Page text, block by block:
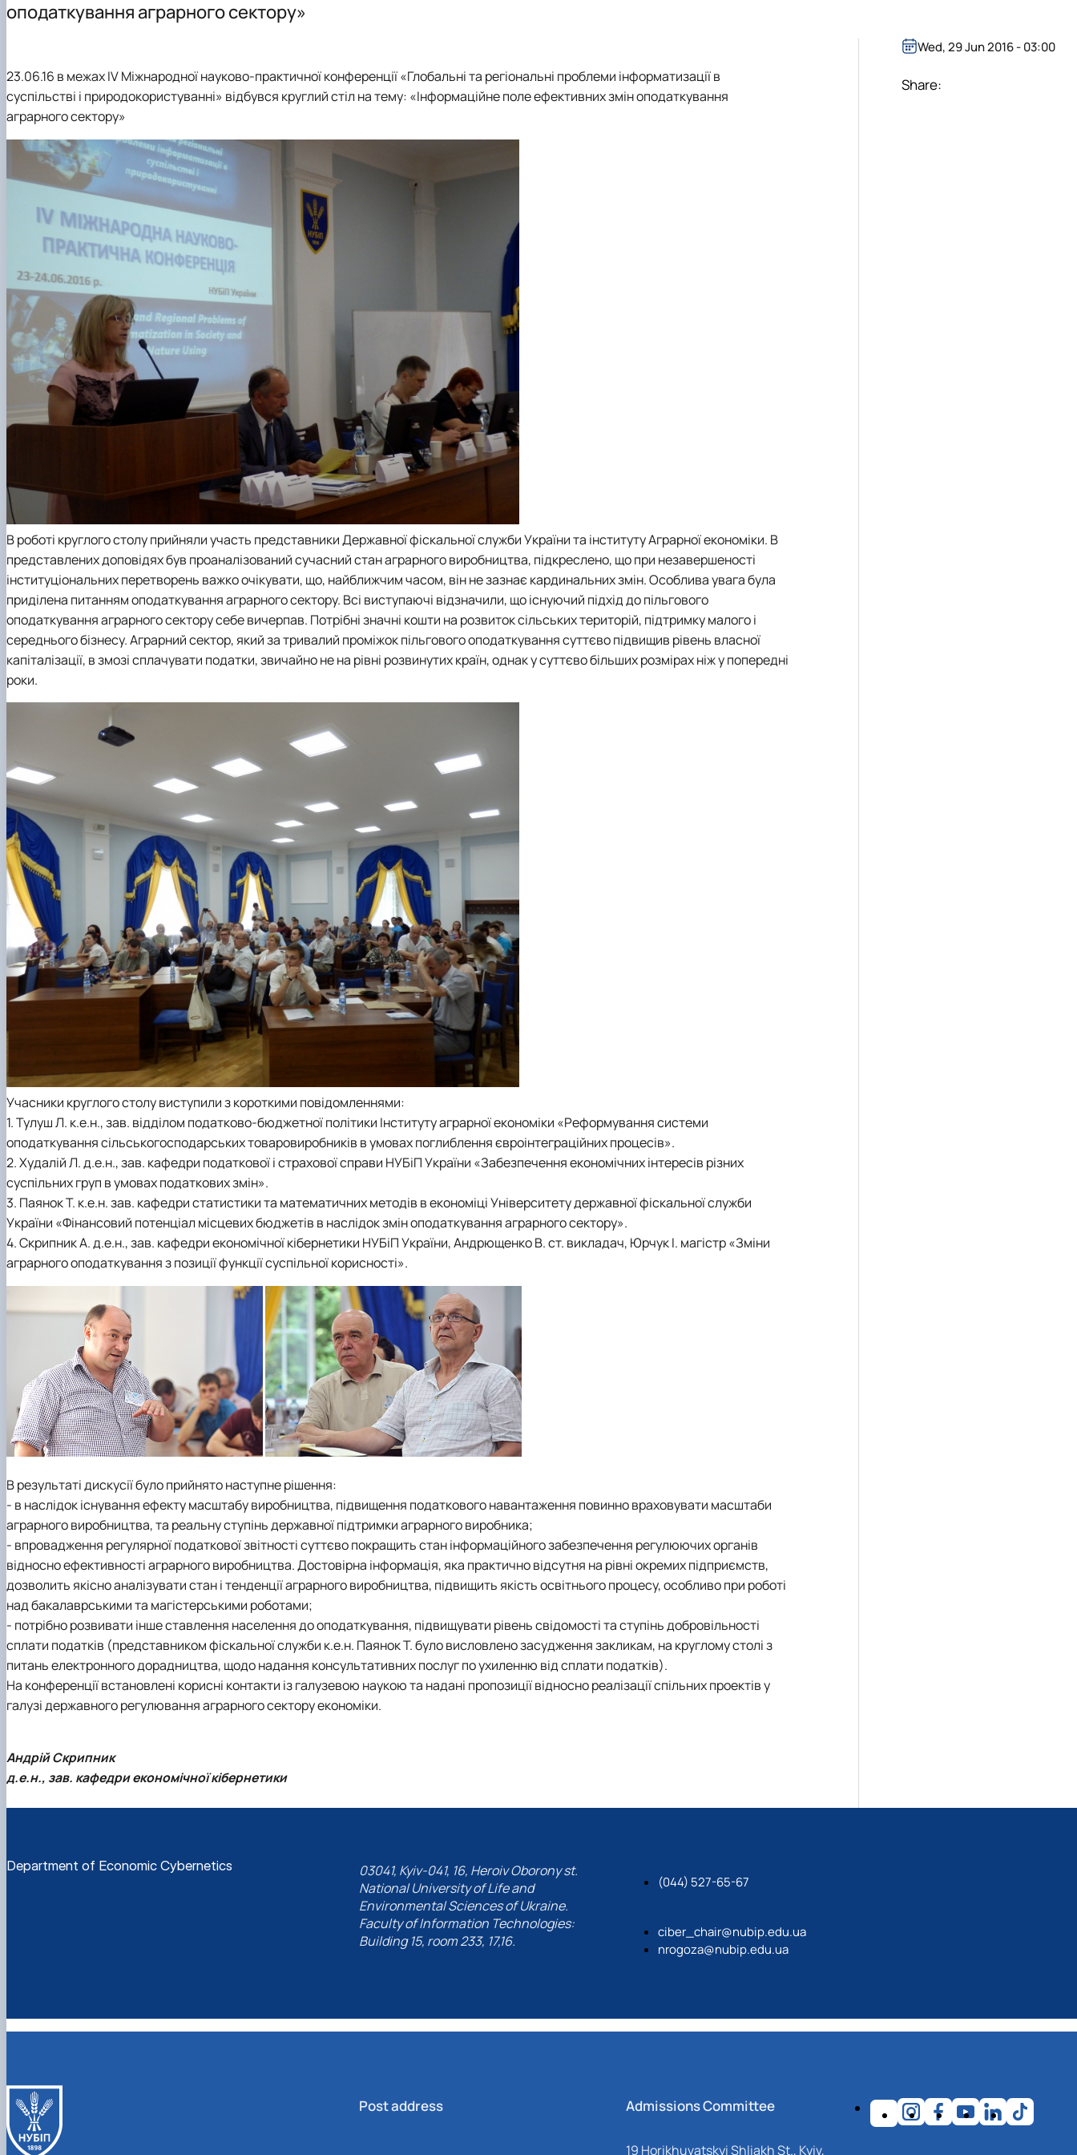
оподаткування аграрного сектору»
23.06.16 в межах IV Міжнародної науково-практичної конференції «Глобальні та регіональні проблеми інформатизації в
суспільстві і природокористуванні» відбувся круглий стіл на тему: «Інформаційне поле ефективних змін оподаткування
аграрного сектору»
В роботі круглого столу прийняли участь представники Державної фіскальної служби України та інституту Аграрної економіки. В
представлених доповідях був проаналізований сучасний стан аграрного виробництва, підкреслено, що при незавершеності
інституціональних перетворень важко очікувати, що, найближчим часом, він не зазнає кардинальних змін. Особлива увага була
приділена питанням оподаткування аграрного сектору. Всі виступаючі відзначили, що існуючий підхід до пільгового
оподаткування аграрного сектору себе вичерпав. Потрібні значні кошти на розвиток сільських територій, підтримку малого і
середнього бізнесу. Аграрний сектор, який за тривалий проміжок пільгового оподаткування суттєво підвищив рівень власної
капіталізації, в змозі сплачувати податки, звичайно не на рівні розвинутих країн, однак у суттєво більших розмірах ніж у попередні
роки.
Учасники круглого столу виступили з короткими повідомленнями:
1. Тулуш Л. к.е.н., зав. відділом податково-бюджетної політики Інституту аграрної економіки «Реформування системи
оподаткування сільськогосподарських товаровиробників в умовах поглиблення євроінтеграційних процесів».
2. Худалій Л. д.е.н., зав. кафедри податкової і страхової справи НУБіП України «Забезпечення економічних інтересів різних
суспільних груп в умовах податкових змін».
3. Паянок Т. к.е.н. зав. кафедри статистики та математичних методів в економіці Університету державної фіскальної служби
України «Фінансовий потенціал місцевих бюджетів в наслідок змін оподаткування аграрного сектору».
4. Скрипник А. д.е.н., зав. кафедри економічної кібернетики НУБіП України, Андрющенко В. ст. викладач, Юрчук І. магістр «Зміни
аграрного оподаткування з позиції функції суспільної корисності».
В результаті дискусії було прийнято наступне рішення:
- в наслідок існування ефекту масштабу виробництва, підвищення податкового навантаження повинно враховувати масштаби
аграрного виробництва, та реальну ступінь державної підтримки аграрного виробника;
- впровадження регулярної податкової звітності суттєво покращить стан інформаційного забезпечення регулюючих органів
відносно ефективності аграрного виробництва. Достовірна інформація, яка практично відсутня на рівні окремих підприємств,
дозволить якісно аналізувати стан і тенденції аграрного виробництва, підвищить якість освітнього процесу, особливо при роботі
над бакалаврськими та магістерськими роботами;
- потрібно розвивати інше ставлення населення до оподаткування, підвищувати рівень свідомості та ступінь добровільності
сплати податків (представником фіскальної служби к.е.н. Паянок Т. було висловлено засудження закликам, на круглому столі з
питань електронного дорадництва, щодо надання консультативних послуг по ухиленню від сплати податків).
На конференції встановлені корисні контакти із галузевою наукою та надані пропозиції відносно реалізації спільних проектів у
галузі державного регулювання аграрного сектору економіки.
Андрій Скрипник
д.е.н., зав. кафедри економічної кібернетики
Wed, 29 Jun 2016 - 03:00
Share:
Department of Economic Cybernetics
03041, Kyiv-041, 16, Heroiv Oborony st.
National University of Life and
Environmental Sciences of Ukraine.
Faculty of Information Technologies:
Building 15, room 233, 17,16.
(044) 527-65-67
ciber_chair@nubip.edu.ua
nrogoza@nubip.edu.ua
Post address Admissions Committee
19 Horikhuvatskyi Shliakh St., Kyiv,